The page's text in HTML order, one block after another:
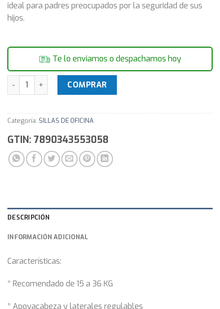
ideal para padres preocupados por la seguridad de sus
hijos.
Te lo enviamos o despachamos hoy
Silla butaca para auto Infanti Premium con Isofix 15 a 36
COMPRAR
Categoría: SILLAS DE OFICINA
GTIN: 7890343553058
DESCRIPCIÓN
INFORMACIÓN ADICIONAL
Características:
* Recomendado de 15 a 36 KG
* Apoyacabeza y laterales regulables